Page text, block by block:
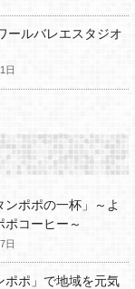
ールバレエスタジオ
日
ンポポの一杯」～よ
ポコーヒー～
日
ポポ」で地域を元気